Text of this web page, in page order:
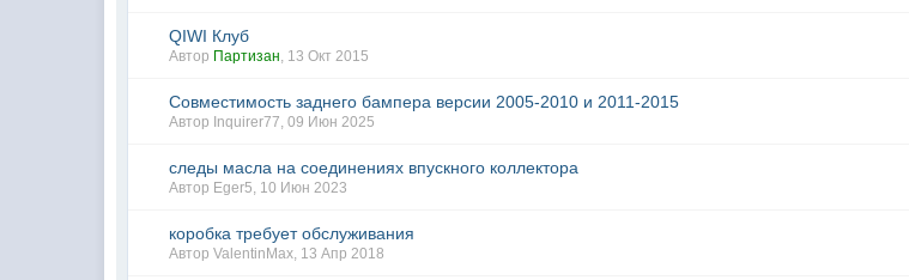
QIWI Клуб
Автор Партизан, 13 Окт 2015
Совместимость заднего бампера версии 2005-2010 и 2011-2015
Автор Inquirer77,09 Июн 2025
следы масла на соединениях впускного коллектора
Автор Eger5, 10 Июн 2023
коробка требует обслуживания
АвторValentinMax, 13 Апр 2018